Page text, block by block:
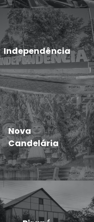
Independência
Nova
Candelária